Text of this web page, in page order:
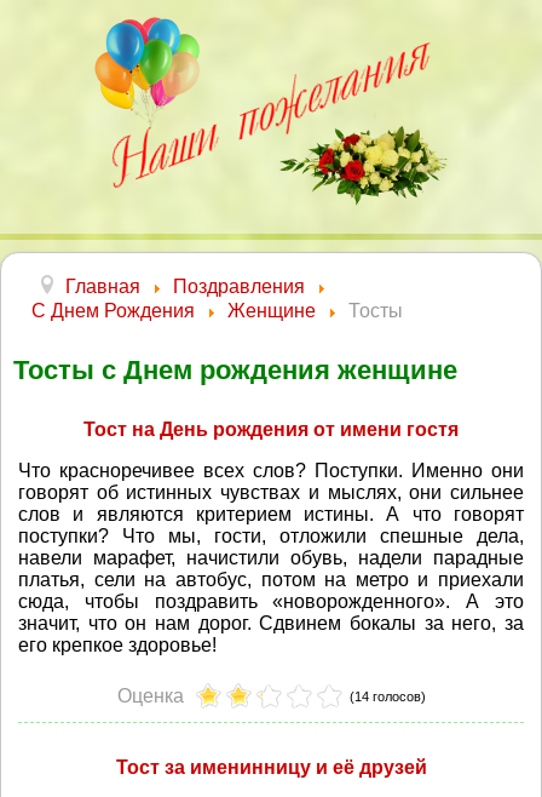
Главная
Поздравления
С Днем Рождения
Женщине Тосты
Тосты с Днем рождения женщине
Тост на День рождения от имени гостя
Что красноречивее всех слов? Поступки. Именно они
говорят об истинных чувствах и мыслях, они сильнее
слов и являются критерием истины. А что говорят
поступки? Что мы, гости, отложили спешные дела,
навели марафет, начистили обувь, надели парадные
платья, сели на автобус, потом на метро и приехали
сюда, чтобы поздравить «новорожденного». А это
значит, что он нам дорог. Сдвинем бокалы за него, за
его крепкое здоровье!
Оценка (14 голосов)
Тост за именинницу и её друзей